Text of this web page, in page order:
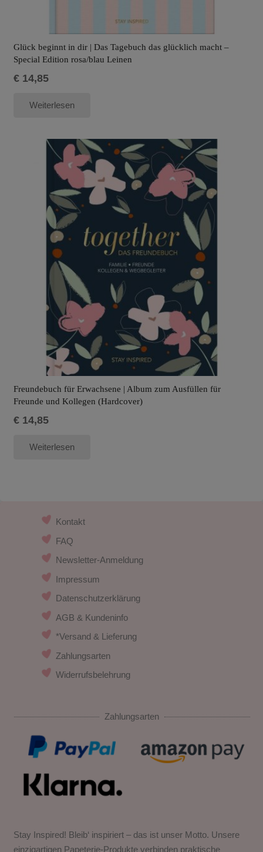
Glück beginnt in dir | Das Tagebuch das glücklich macht –
Special Edition rosa/blau Leinen
€14,85
Weiterlesen
Freundebuch für Erwachsene | Album zum Ausfüllen für
Freunde und Kollegen (Hardcover)
€14,85
Weiterlesen
Kontakt
FAQ
Newsletter-Anmeldung
Impressum
Datenschutzerklärung
AGB & Kundeninfo
*Versand & Lieferung
Zahlungsarten
Widerrufsbelehrung
Zahlungsarten
Stay Inspired! Bleib‘ inspiriert – das ist unser Motto. Unsere
einzigartigen Papeterie-Produkte verbinden praktische